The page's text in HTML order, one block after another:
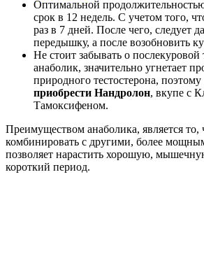
Оптимальной
срок в 12 недель. С учетом того,
раз в 7 дней. После чего, следует
передышку, а после возобновить
Не стоит забывать о
анаболик, значительно угнетает
природного тестостерона, поэтому
приобрести Нандролон, вкупе с
Тамоксифеном.
Преимуществом анаболика, является то,
комбинировать с другими, более
позволяет нарастить хорошую,
короткий период.